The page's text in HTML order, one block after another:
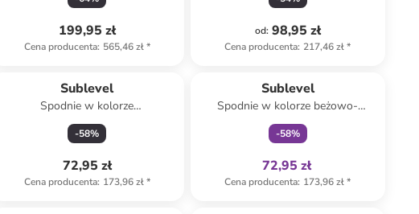
199,95 zł
Cena producenta: 565,46 zł*
od: 98,95 zł
Cena producenta: 217,46 zł*
Sublevel
Spodnie w kolorze
pomarańczowym
-58%
72,95 zł
Cena producenta: 173,96 zł*
Sublevel
Spodnie w kolorze beżowo-
brązowym
-58%
72,95 zł
Cena producenta: 173,96 zł*